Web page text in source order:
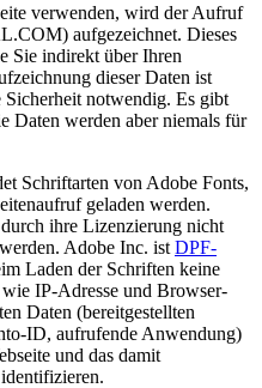
verwenden, wird der Aufruf
aufgezeichnet. Dieses
Sie indirekt über Ihren
dieser Daten ist
notwendig. Es gibt
Daten werden aber niemals für
Schriftarten von Adobe Fonts,
geladen werden.
ihre Lizenzierung nicht
Adobe Inc. ist DPF-
Laden der Schriften keine
IP-Adresse und Browser-
Daten (bereitgestellten
ID, aufrufende Anwendung)
und das damit